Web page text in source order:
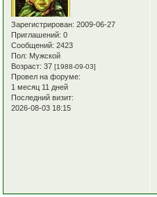
Зарегистрирован: 2009-06-27
Приглашений: 0
Сообщений: 2423
Пол: Мужской
Возраст: 37[1988-09-03]
Провел на форуме:
1 месяц 11 дней
Последний визит:
2026-08-03 18:15